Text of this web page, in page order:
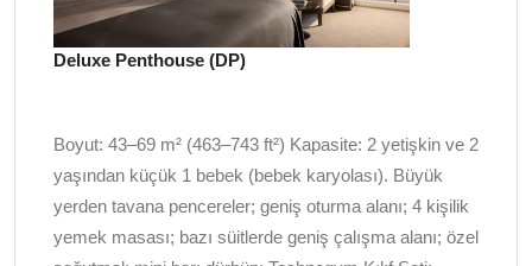
Deluxe Penthouse (DP)
Boyut: 43–69 m² (463–743 ft²) Kapasite: 2 yetişkin ve 2
yaşından küçük 1 bebek (bebek karyolası). Büyük
yerden tavana pencereler; geniş oturma alanı; 4 kişilik
yemek masası; bazı süitlerde geniş çalışma alanı; özel